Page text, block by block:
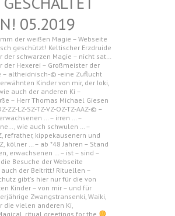
der weißen Magie – Webseite
geschützt! Keltischer Erzdruide
der schwarzen Magie – nicht sat…
der Hexerei – Großmeister der
– altheidnisch-© -eine Zuflucht
Kinder von mir, der Ioki,
auch der anderen Ki –
– Herr Thomas Michael Giesen
ZZ-LZ-SZ-TZ-VZ-OZ-TZ-AAZ-© –
… – irren … –
wie auch schwulen … –
refrather, kippekausenern und
kölner … – ab *48 Jahren – Stand
erwachsenen … – ist – sind –
Besuche der Webseite
der Beitritt! Rituellen –
gibt's hier nur für die von
Kinder – von mir – und für
Zwangstransenki, Waiki,
die vielen anderen Ki,
ritual greetings for the